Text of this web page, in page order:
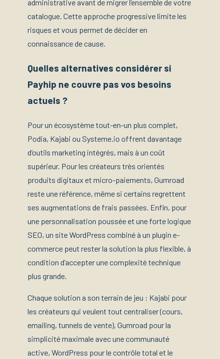
administrative avant de migrer l’ensemble de votre
catalogue. Cette approche progressive limite les
risques et vous permet de décider en
connaissance de cause.
Quelles alternatives considérer si
Payhip ne couvre pas vos besoins
actuels ?
Pour un écosystème tout-en-un plus complet,
Podia, Kajabi ou Systeme.io offrent davantage
d’outils marketing intégrés, mais à un coût
supérieur. Pour les créateurs très orientés
produits digitaux et micro-paiements, Gumroad
reste une référence, même si certains regrettent
ses augmentations de frais passées. Enfin, pour
une personnalisation poussée et une forte logique
SEO, un site WordPress combiné à un plugin e-
commerce peut rester la solution la plus flexible, à
condition d’accepter une complexité technique
plus grande.
Chaque solution a son terrain de jeu : Kajabi pour
les créateurs qui veulent tout centraliser (cours,
emailing, tunnels de vente), Gumroad pour la
simplicité maximale avec une communauté
active, WordPress pour le contrôle total et le